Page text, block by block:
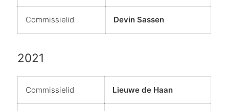
Commissielid Devin Sassen
2021
Commissielid Lieuwe de Haan